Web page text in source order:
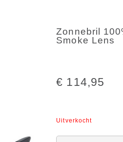
Zonnebril
Smoke Lens
€ 114,95
Uitverkocht